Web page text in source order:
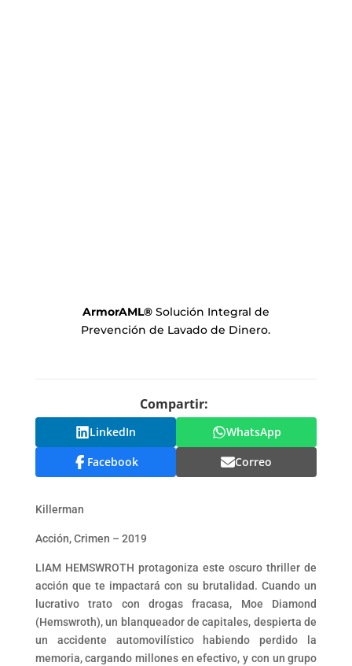
ArmorAML® Solución Integral de
Prevención de Lavado de Dinero.
Compartir:
LinkedIn
WhatsApp
Facebook
Correo
Killerman
Acción, Crimen – 2019
LIAM HEMSWROTH protagoniza este oscuro thriller de
acción que te impactará con su brutalidad. Cuando un
lucrativo trato con drogas fracasa, Moe Diamond
(Hemswroth), un blanqueador de capitales, despierta de
un accidente automovilístico habiendo perdido la
memoria, cargando millones en efectivo, y con un grupo